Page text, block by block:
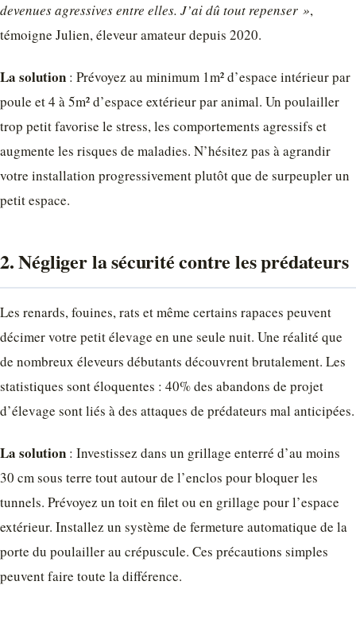
devenues agressives entre elles. J’ai dû tout repenser »,
témoigne Julien, éleveur amateur depuis 2020.
La solution : Prévoyez au minimum 1m² d’espace intérieur par
poule et 4 à 5m² d’espace extérieur par animal. Un poulailler
trop petit favorise le stress, les comportements agressifs et
augmente les risques de maladies. N’hésitez pas à agrandir
votre installation progressivement plutôt que de surpeupler un
petit espace.
2. Négliger la sécurité contre les prédateurs
Les renards, fouines, rats et même certains rapaces peuvent
décimer votre petit élevage en une seule nuit. Une réalité que
de nombreux éleveurs débutants découvrent brutalement. Les
statistiques sont éloquentes : 40% des abandons de projet
d’élevage sont liés à des attaques de prédateurs mal anticipées.
La solution : Investissez dans un grillage enterré d’au moins
30 cm sous terre tout autour de l’enclos pour bloquer les
tunnels. Prévoyez un toit en filet ou en grillage pour l’espace
extérieur. Installez un système de fermeture automatique de la
porte du poulailler au crépuscule. Ces précautions simples
peuvent faire toute la différence.